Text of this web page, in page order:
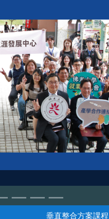
垂直整合方案課程